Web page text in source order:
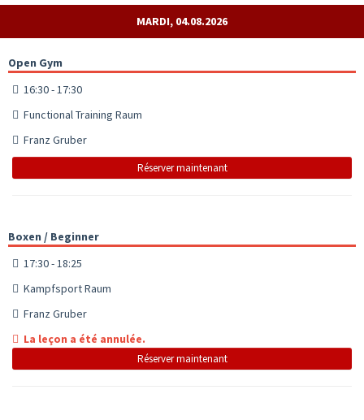
MARDI, 04.08.2026
Open Gym
16:30 - 17:30
Functional Training Raum
Franz Gruber
Réserver maintenant
Boxen / Beginner
17:30 - 18:25
Kampfsport Raum
Franz Gruber
La leçon a été annulée.
Réserver maintenant